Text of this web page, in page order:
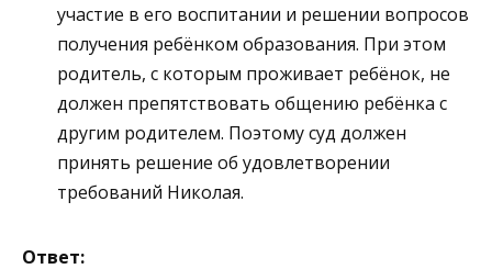
участие в его воспитании и решении вопросов
получения ребёнком образования. При этом
родитель, с которым проживает ребёнок, не
должен препятствовать общению ребёнка с
другим родителем. Поэтому суд должен
принять решение об удовлетворении
требований Николая.
Ответ: